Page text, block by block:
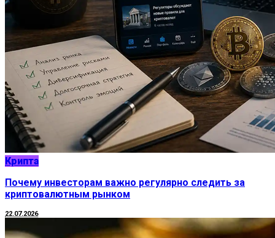
Крипта
Почему инвесторам важно регулярно следить за
криптовалютным рынком
22.07.2026